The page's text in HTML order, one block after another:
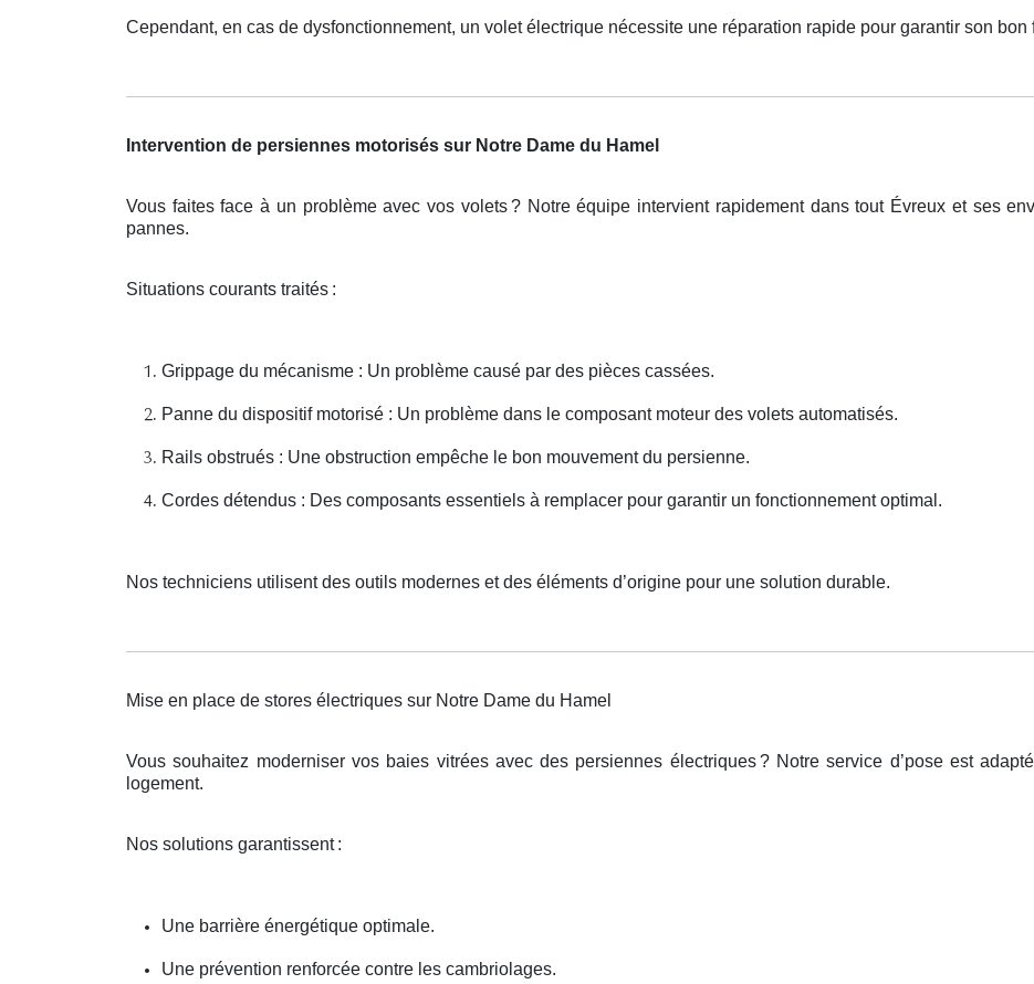
Cependant, en cas de dysfonctionnement, un volet électrique nécessite une réparation rapide pour garantir son bon
Intervention de persiennes motorisés sur Notre Dame du Hamel
Vous faites face à un problème avec vos volets? Notreéquipe intervient rapidement dans tout Évreux et ses
pannes.
Situations courants traités :
Grippage du mécanisme : Un problème causé par des pièces cassées.
Panne du dispositif motorisé : Un problème dans le composant moteur des volets automatisés.
Rails obstrués : Une obstruction empêche le bon mouvement du persienne.
Cordes détendus : Des composants essentiels à remplacer pour garantir un fonctionnement optimal.
Nos techniciens utilisent des outils modernes et des éléments d’origine pour une solution durable.
Mise en place de stores électriques sur Notre Dame du Hamel
Vous souhaitez moderniser vos baies vitrées avec des persiennes électriques? Notre service d’pose est adapté
logement.
Nos solutions garantissent :
Une barrière énergétique optimale.
Une prévention renforcée contre les cambriolages.